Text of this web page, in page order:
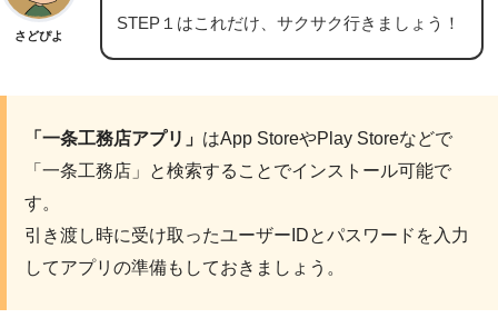
さどぴよ
STEP１はこれだけ、サクサク行きましょう！
「一条工務店アプリ」 はApp StoreやPlay Storeなどで
「一条工務店」と検索することでインストール可能で
す。
引き渡し時に受け取ったユーザーIDとパスワードを入力
してアプリの準備もしておきましょう。